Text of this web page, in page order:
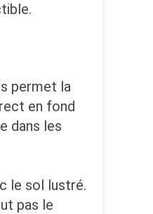
permet la
en fond
dans les
le sol lustré.
pas le